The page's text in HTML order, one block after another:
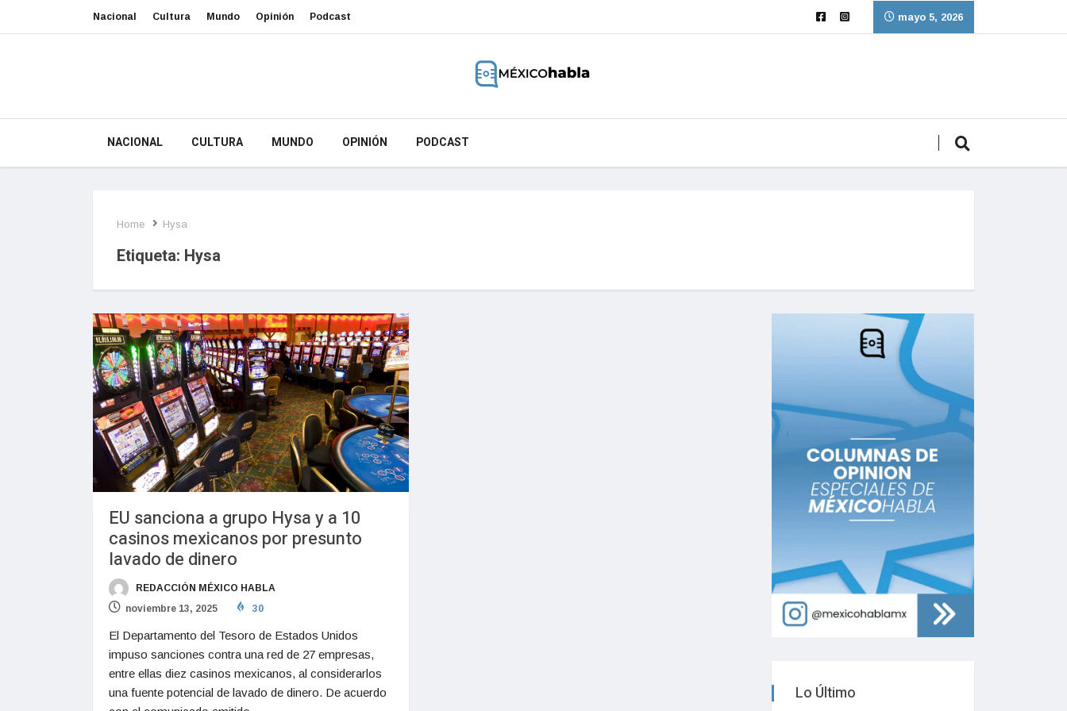
Nacional Cultura Mundo Opinión Podcast mayo 5, 2026
NACIONAL CULTURA MUNDO OPINIÓN PODCAST
Home Hysa
Etiqueta: Hysa
EU sanciona a grupo Hysa y a 10
casinos mexicanos por presunto
lavado de dinero
REDACCIÓN MÉXICO HABLA
noviembre 13, 2025
30
El Departamento del Tesoro de Estados Unidos
impuso sanciones contra una red de 27 empresas,
entre ellas diez casinos mexicanos, al considerarlos
una fuente potencial de lavado de dinero. ​​De acuerdo
Lo Último